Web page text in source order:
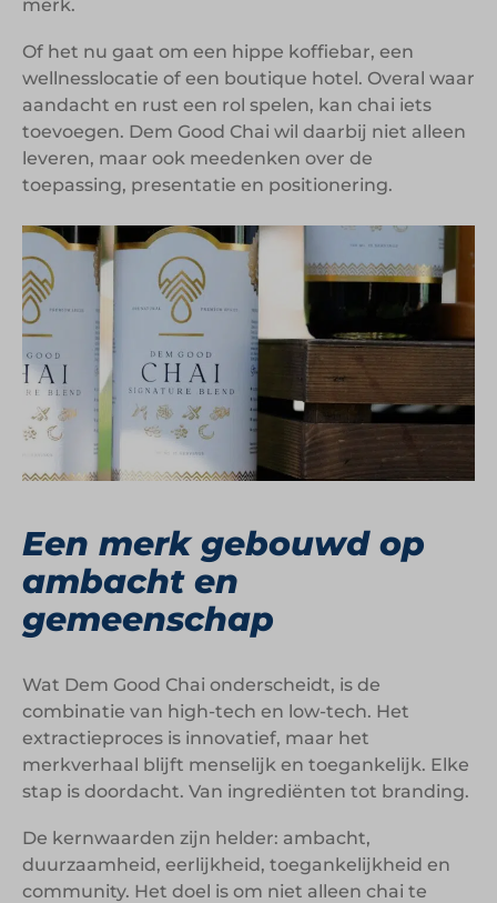
merk.
Of het nu gaat om een hippe koffiebar, een
wellnesslocatie of een boutique hotel. Overal waar
aandacht en rust een rol spelen, kan chai iets
toevoegen. Dem Good Chai wil daarbij niet alleen
leveren, maar ook meedenken over de
toepassing, presentatie en positionering.
Een merk gebouwd op
ambacht en
gemeenschap
Wat Dem Good Chai onderscheidt, is de
combinatie van high-tech en low-tech. Het
extractieproces is innovatief, maar het
merkverhaal blijft menselijk en toegankelijk. Elke
stap is doordacht. Van ingrediënten tot branding.
De kernwaarden zijn helder: ambacht,
duurzaamheid, eerlijkheid, toegankelijkheid en
community. Het doel is om niet alleen chai te